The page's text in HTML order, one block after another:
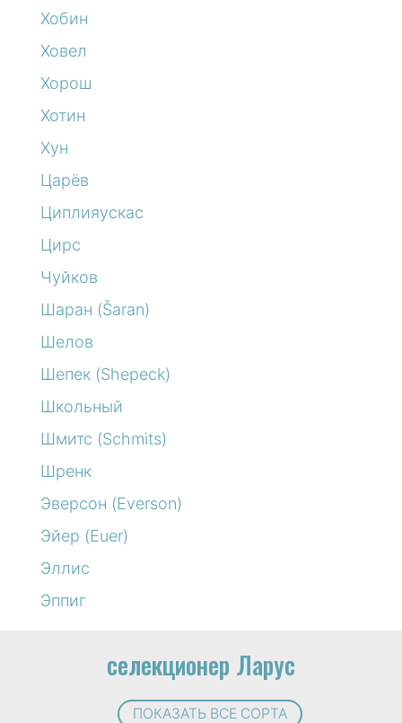
Хобин
Ховел
Хорош
Хотин
Хун
Царёв
Циплияускас
Цирс
Чуйков
Шаран (Šaran)
Шелов
Шепек (Shepeck)
Школьный
Шмитс (Schmits)
Шренк
Эверсон (Everson)
Эйер (Euer)
Эллис
Эппиг
селекционер Ларус
ПОКАЗАТЬ ВСЕ СОРТА